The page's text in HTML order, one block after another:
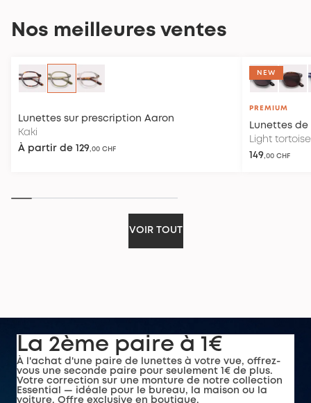
Nos meilleures ventes
Lunettes sur prescription Aaron
Kaki
À partir de 129,00 CHF
NEW
PREMIUM
Lunettes de
Light tortoise
149,00 CHF
VOIR TOUT
La 2ème paire à 1€
À l'achat d'une paire de lunettes à votre vue, offrez-
vous une seconde paire pour seulement 1€ de plus.
Votre correction sur une monture de notre collection
Essential — idéale pour le bureau, la maison ou la
voiture. Offre exclusive en boutique.